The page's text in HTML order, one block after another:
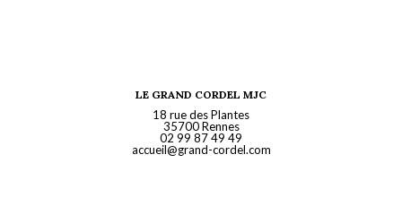
LE GRAND CORDEL MJC
18 rue des Plantes
35700 Rennes
02 99 87 49 49
accueil@grand-cordel.com